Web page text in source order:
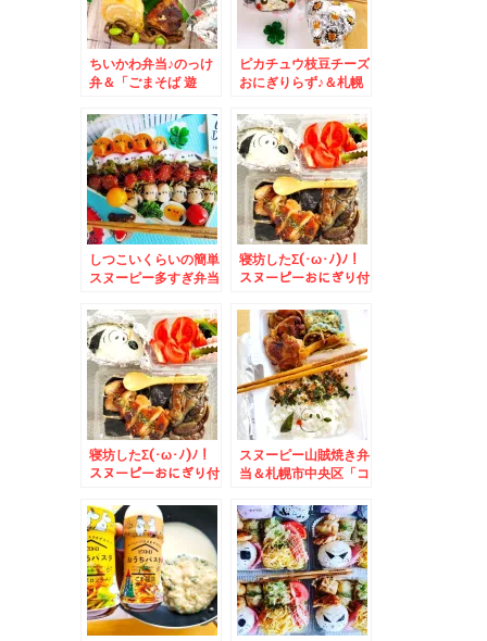
ちいかわ弁当♪のっけ
弁＆「ごまそば 遊
ランチ」♪は、やっぱ
り「おろしそば」が好
き(*´艸`*)
ピカチュウ枝豆チーズ
おにぎりらず♪＆札幌
酒商 古典家」さんの
「日替わりランチ」
「メンチカツカレー」
(*´艸`*)美味♪
しつこいくらいの簡単
スヌーピー多すぎ弁当
さんで朝そば～♪
寝坊したΣ(･ω･ﾉ)ﾉ！
スヌーピーおにぎり付
寝坊したΣ(･ω･ﾉ)ﾉ！
スヌーピーおにぎり付
スヌーピー山賊焼き弁
当＆札幌市中央区「コ
ぐり」さんのちくわパ
ンとか♪